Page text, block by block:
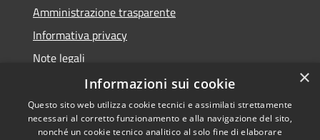
Amministrazione trasparente
Informativa privacy
Note legali
Dichiarazione di accessibilità
×
Informazioni sui cookie
Questo sito web utilizza cookie tecnici e assimilati strettamente
necessari al corretto funzionamento e alla navigazione del sito,
nonché un cookie tecnico analitico al solo fine di elaborare